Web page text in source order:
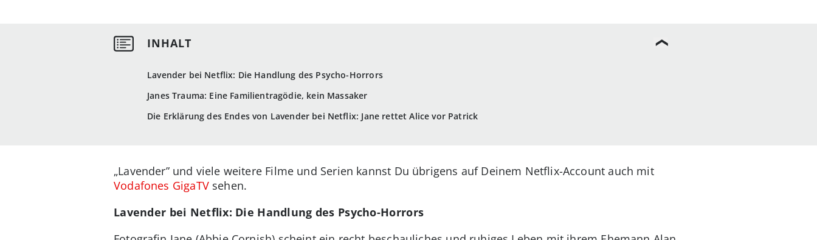
Lavender bei Netflix: Die Handlung des Psycho-Horrors
Janes Trauma: Eine Familientragödie, kein Massaker
Die Erklärung des Endes von Lavender bei Netflix: Jane rettet Alice vor Patrick
„Lavender” und viele weitere Filme und Serien kannst Du übrigens auf Deinem Netflix-Account auch mit
Vodafones GigaTVsehen.
Lavender bei Netflix: Die Handlung des Psycho-Horrors